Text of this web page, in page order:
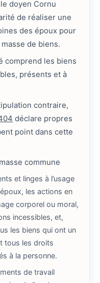
doyen Cornu
de réaliser une
des époux pour
de biens.
comprend les biens
présents et à
contraire,
déclare propres
point dans cette
commune
et linges à l’usage
les actions en
corporel ou moral,
incessibles, et,
les biens qui ont un
tous les droits
à la personne.
de travail